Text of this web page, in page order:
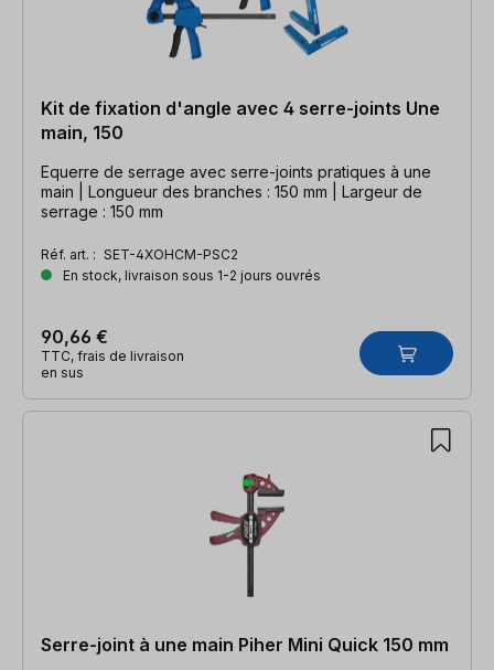
Kit de fixation d'angle avec 4 serre-joints Une
main, 150
Equerre de serrage avec serre-joints pratiques à une
main | Longueur des branches : 150 mm | Largeur de
serrage : 150 mm
Réf. art. : SET-4XOHCM-PSC2
En stock, livraison sous 1-2 jours ouvrés
90,66 €
TTC, frais de livraison
en sus
Serre-joint à une main Piher Mini Quick 150 mm